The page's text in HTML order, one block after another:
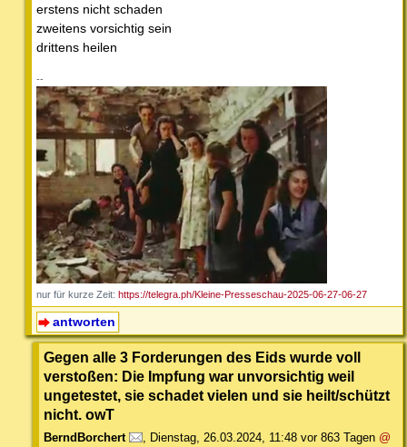
erstens nicht schaden
zweitens vorsichtig sein
drittens heilen
--
nur für kurze Zeit: https://telegra.ph/Kleine-Presseschau-2025-06-27-06-27
antworten
Gegen alle 3 Forderungen des Eids wurde voll
verstoßen: Die Impfung war unvorsichtig weil
ungetestet, sie schadet vielen und sie heilt/schützt
nicht. owT
BerndBorchert , Dienstag, 26.03.2024, 11:48 vor 863 Tagen @